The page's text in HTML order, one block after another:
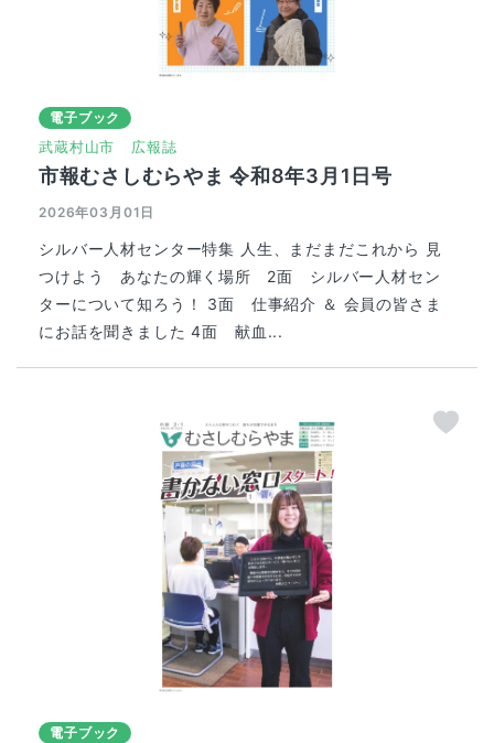
電子ブック
武蔵村山市 広報誌
市報むさしむらやま 令和8年3月1日号
2026年03月01日
シルバー人材センター特集 人生、まだまだこれから 見
つけよう あなたの輝く場所 2面 シルバー人材セン
ターについて知ろう！ 3面 仕事紹介 ＆ 会員の皆さま
にお話を聞きました 4面 献血...
電子ブック